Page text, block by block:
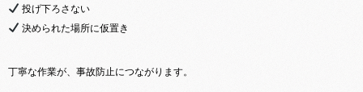
投げ下ろさない
決められた場所に仮置き
丁寧な作業が、事故防止につながります。